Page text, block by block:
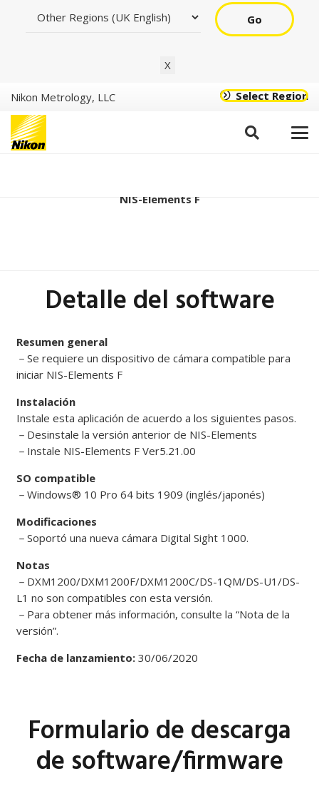
Go
X
Nikon Metrology, LLC Select Region
NIS-Elements F
Detalle del software
Resumen general
－ Se requiere un dispositivo de cámara compatible para
iniciar NIS-Elements F
Instalación
Instale esta aplicación de acuerdo a los siguientes pasos.
－ Desinstale la versión anterior de NIS-Elements
－ Instale NIS-Elements F Ver5.21.00
SO compatible
－ Windows® 10 Pro 64 bits 1909 (inglés/japonés)
Modificaciones
－ Soportó una nueva cámara Digital Sight 1000.
Notas
－ DXM1200/DXM1200F/DXM1200C/DS-1QM/DS-U1/DS-
L1 no son compatibles con esta versión.
－ Para obtener más información, consulte la “Nota de la
versión”.
Fecha de lanzamiento: 30/06/2020
Formulario de descarga
de software/firmware